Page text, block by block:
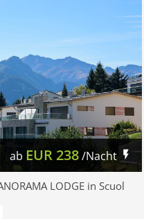
ab EUR 238/Nacht
LODGE in Scuol